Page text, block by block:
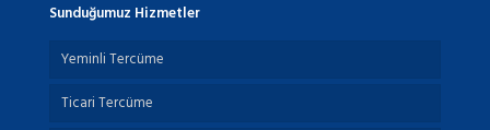
Sunduğumuz Hizmetler
Yeminli Tercüme
Ticari Tercüme